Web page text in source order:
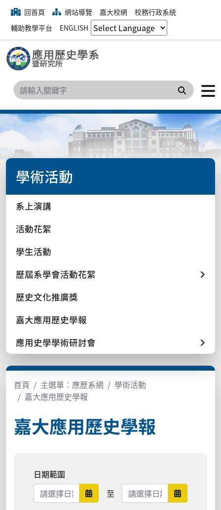
回首頁 網站導覽 嘉大校網
校務行政系統
輔助教學平台
ENGLISH
搜尋
學術活動
系上演講
活動花絮
學生活動
歷屆系學會活動花絮
歷史文化推廣獎
嘉大應用歷史學報
應用史學學術研討會
首頁 主選單：應歷系網
學術活動
嘉大應用歷史學報
嘉大應用歷史學報
日期範圍
日期範圍開始
至 日期範圍結束
日期範圍結束